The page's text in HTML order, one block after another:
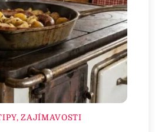
ZAJÍMAVOSTI